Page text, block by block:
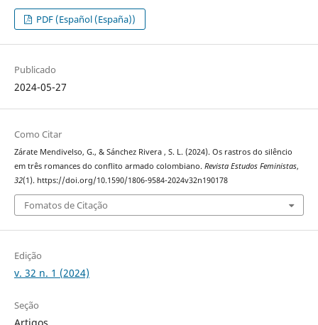
PDF (Español (España))
Publicado
2024-05-27
Como Citar
Zárate Mendivelso, G., & Sánchez Rivera , S. L. (2024). Os rastros do silêncio
em três romances do conflito armado colombiano. Revista Estudos Feministas,
32(1). https://doi.org/10.1590/1806-9584-2024v32n190178
Fomatos de Citação
Edição
v. 32 n. 1 (2024)
Seção